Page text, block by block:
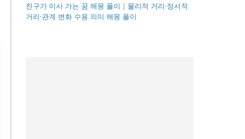
친구가 이사 가는 꿈 해몽 풀이｜물리적 거리·정서적
거리·관계 변화 수용 의미 해몽 풀이